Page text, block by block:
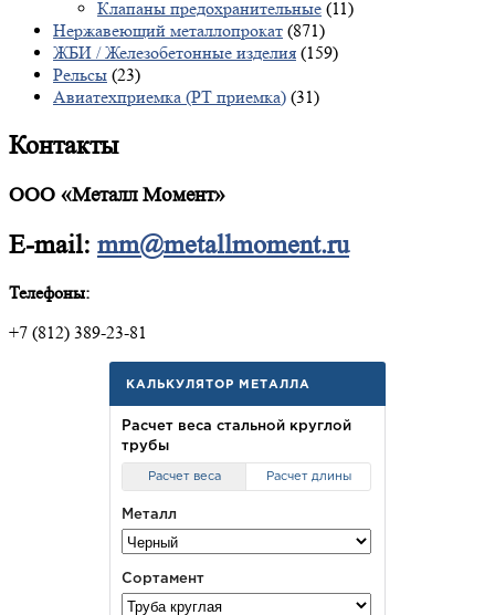
Клапаны предохранительные (11)
Нержавеющий металлопрокат (871)
ЖБИ / Железобетонные изделия (159)
Рельсы (23)
Авиатехприемка (РТ приемка) (31)
Контакты
ООО «Металл Момент»
E-mail: mm@metallmoment.ru
Телефоны:
+7 (812) 389-23-81